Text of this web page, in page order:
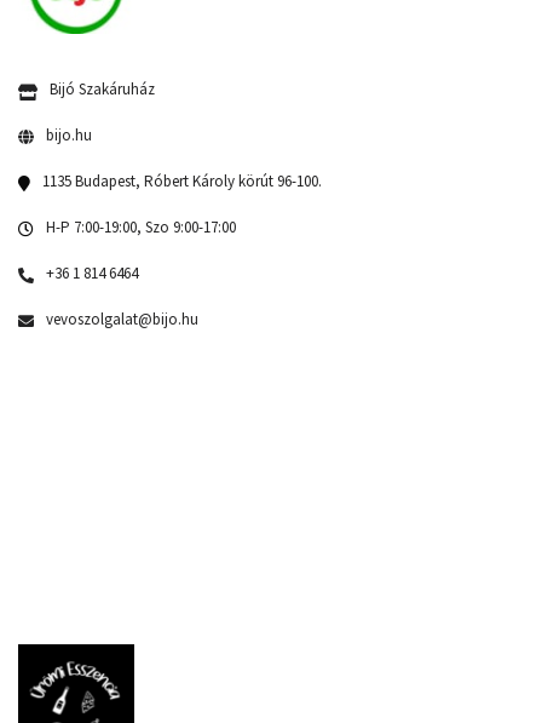
Bijó Szakáruház
bijo.hu
1135 Budapest, Róbert Károly körút 96-100.
H-P 7:00-19:00, Szo 9:00-17:00
+36 1 814 6464
vevoszolgalat@bijo.hu